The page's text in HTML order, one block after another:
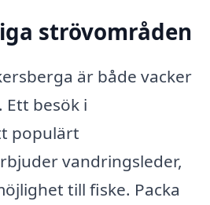
strövområden
är både vacker
besök i
populärt
vandringsleder,
till fiske. Packa